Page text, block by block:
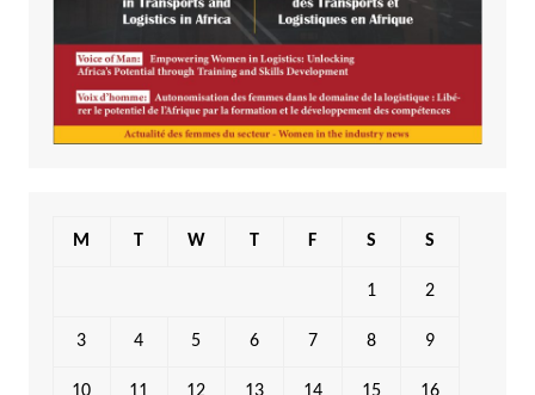
M T W T F S S
1 2
3 4 5 6 7 8 9